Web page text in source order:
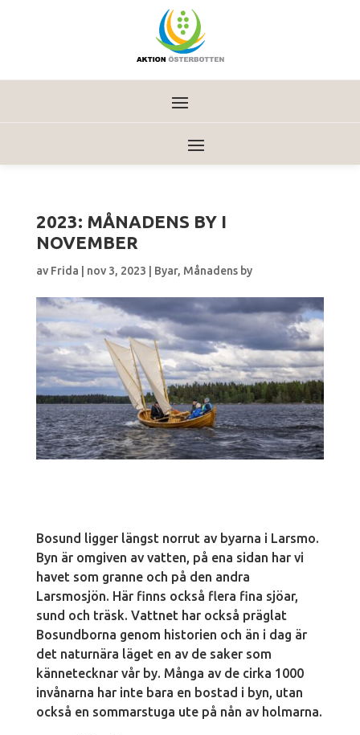
2023: MÅNADENS BY I
NOVEMBER
av Frida nov 3, 2023 Byar, Månadens by
Bosund ligger längst norrut av byarna i Larsmo.
Byn är omgiven av vatten, på ena sidan har vi
havet som granne och på den andra
Larsmosjön. Här finns också flera fina sjöar,
sund och träsk. Vattnet har också präglat
Bosundborna genom historien och än i dag är
det naturnära läget en av de saker som
kännetecknar vår by. Många av de cirka 1000
invånarna har inte bara en bostad i byn, utan
också en sommarstuga ute på nån av holmarna.